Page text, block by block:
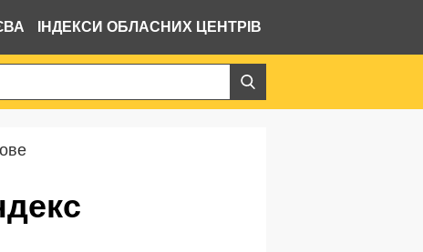
ІНДЕКСИ ОБЛАСНИХ ЦЕНТРІВ